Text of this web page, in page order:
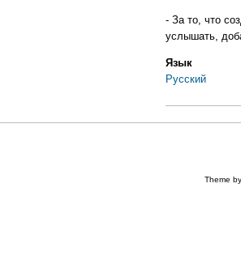
- За то, что
услышать,
Язык
Русский
Theme by